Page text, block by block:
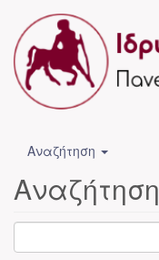
Αναζήτηση
Αναζήτηση